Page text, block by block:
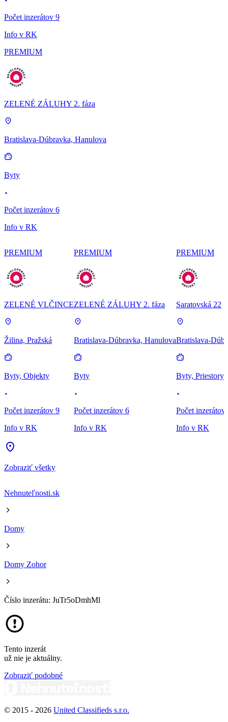
Počet inzerátov 9
Info v RK
PREMIUM
ZELENÉ ZÁLUHY 2. fáza
Bratislava-Dúbravka, Hanulova
Byty
Počet inzerátov 6
Info v RK
PREMIUM
ZELENÉ VLČINCE
Žilina, Pražská
Byty, Objekty
Počet inzerátov 9
Info v RK
PREMIUM
ZELENÉ ZÁLUHY 2. fáza
Bratislava-Dúbravka, Hanulova
Byty
Počet inzerátov 6
Info v RK
PREMIUM
Saratovská 22
Bratislava-
Byty, Priestory
Počet inzerátov
Info v RK
Zobraziť všetky
Nehnuteľnosti.sk
Domy
Domy Zohor
Číslo inzerátu: JuTr5oDmhMl
Tento inzerát
už nie je aktuálny.
Zobraziť podobné
© 2015 - 2026 United Classifieds s.r.o.